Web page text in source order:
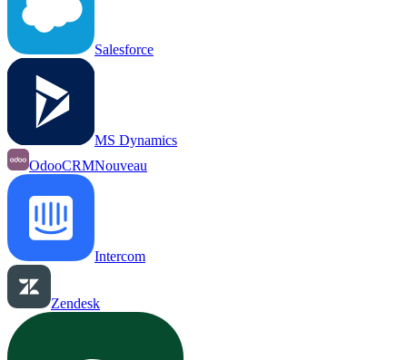
Salesforce
MS Dynamics
OdooCRMNouveau
Intercom
Zendesk